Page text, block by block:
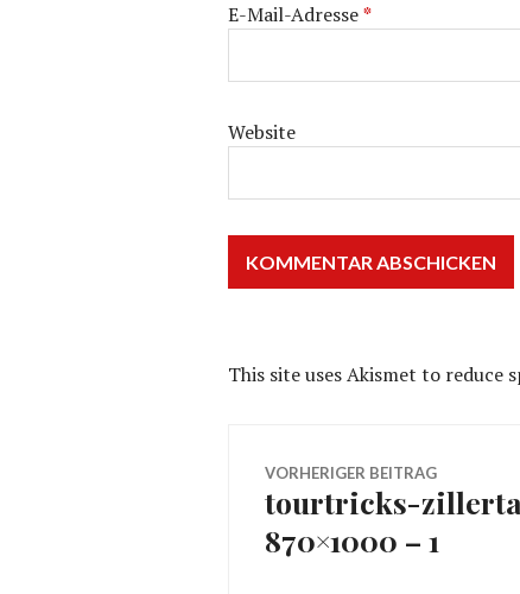
E-Mail-Adresse*
Website
This site uses Akismet to reduce
VORHERIGER BEITRAG
Vorheriger
Beitrag:
tourtricks-
870×1000 – 1